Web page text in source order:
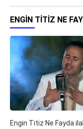
ENGIN TITIZ NE
Engin Titiz Ne Fayda